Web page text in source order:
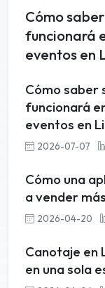
Cómo
funcionará
eventos en
Cómo saber
funcionará
eventos en
2026-07-07
Cómo una
a vender
2026-04-20
Canotaje en
en una sola